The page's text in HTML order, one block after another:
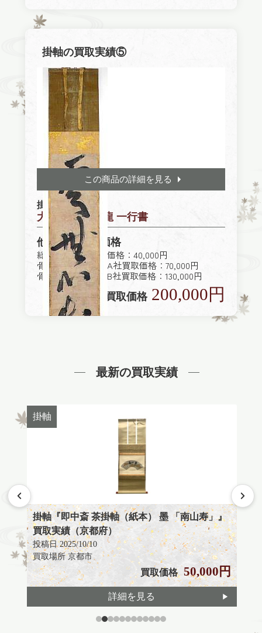
掛軸の買取実績⑤
この商品の詳細を見る
掛軸
大徳寺 江雲宗龍 一行書
他社買取参考価格
総合買取業者買取価格：40,000円
骨董品買取専門店A社買取価格：70,000円
骨董品買取専門店B社買取価格：130,000円
美観堂買取価格200,000円
最新の買取実績
掛軸
掛軸『巻物(絹本) 彩色 「春画」 2点1組』買取
実績（京都府）
投稿日 2025/09/22
買取場所 京都市
買取価格 100,000円
詳細を見る